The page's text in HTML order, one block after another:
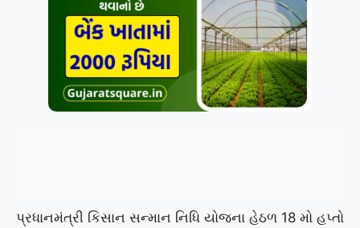
પ્રધાનમંત્રી કિસાન સન્માન નિધિ યોજના હેઠળ 18 મો હપ્તો